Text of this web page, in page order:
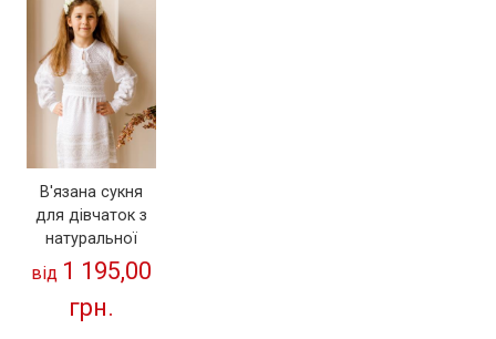
В'язана сукня
для дівчаток з
натуральної
тканини (100%
бавовна)
від 1 195,00
грн.